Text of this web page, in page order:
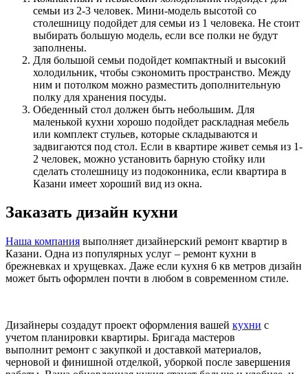
семьи из 2-3 человек. Мини-модель высотой со
столешницу подойдет для семьи из 1 человека. Не стоит
выбирать большую модель, если все полки не будут
заполнены.
Для большой семьи подойдет компактный и высокий
холодильник, чтобы сэкономить пространство. Между
ним и потолком можно разместить дополнительную
полку для хранения посуды.
Обеденный стол должен быть небольшим. Для
маленькой кухни хорошо подойдет раскладная мебель
или комплект стульев, которые складываются и
задвигаются под стол. Если в квартире живет семья из 1-
2 человек, можно установить барную стойку или
сделать столешницу из подоконника, если квартира в
Казани имеет хороший вид из окна.
Заказать дизайн кухни
Наша компания выполняет дизайнерский ремонт квартир в
Казани. Одна из популярных услуг – ремонт кухни в
брежневках и хрущевках. Даже если кухня 6 кв метров дизайн
может быть оформлен почти в любом в современном стиле.
Дизайнеры создадут проект оформления вашей кухни с
учетом планировки квартиры. Бригада мастеров
выполнит ремонт с закупкой и доставкой материалов,
черновой и финишной отделкой, уборкой после завершения